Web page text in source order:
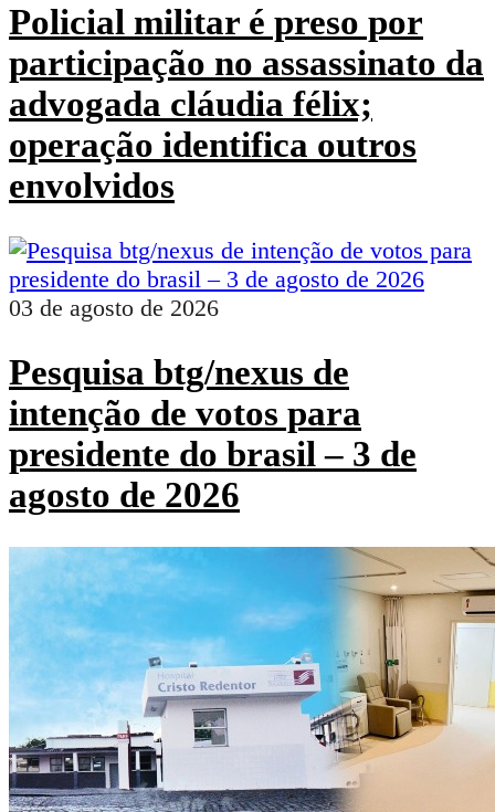
Policial militar é preso por
participação no assassinato da
advogada cláudia félix;
operação identifica outros
envolvidos
03 de agosto de 2026
Pesquisa btg/nexus de
intenção de votos para
presidente do brasil – 3 de
agosto de 2026